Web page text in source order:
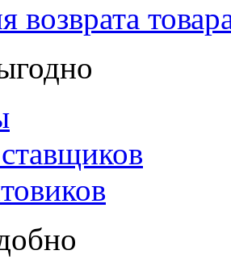
возврата